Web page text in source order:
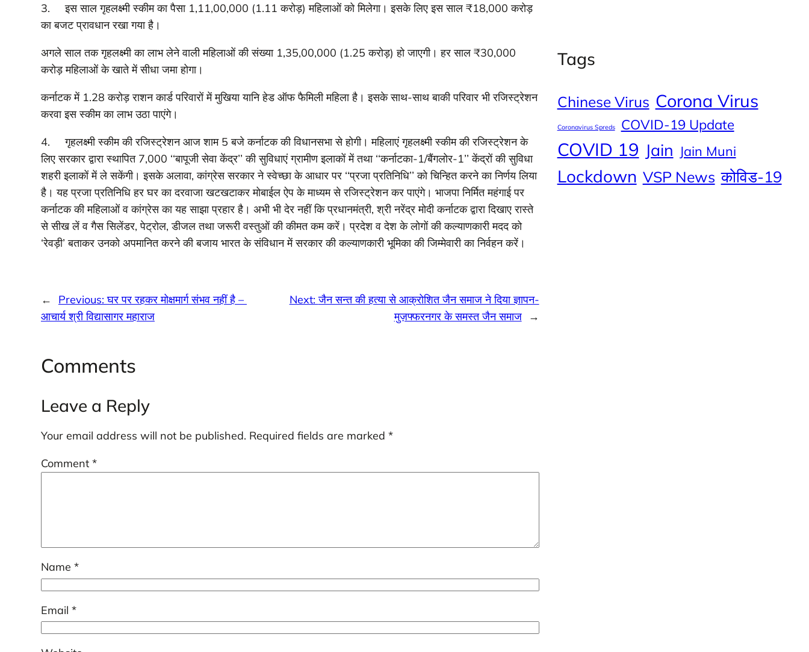
3. इस साल गृहलक्ष्मी स्कीम का पैसा 1,11,00,000 (1.11 करोड़) महिलाओं को मिलेगा। इसके लिए इस साल ₹18,000 करोड़
का बजट प्रावधान रखा गया है।
अगले साल तक गृहलक्ष्मी का लाभ लेने वाली महिलाओं की संख्या 1,35,00,000 (1.25 करोड़) हो जाएगी। हर साल ₹30,000
करोड़ महिलाओं के खाते में सीधा जमा होगा।
कर्नाटक में 1.28 करोड़ राशन कार्ड परिवारों में मुखिया यानि हेड ऑफ फैमिली महिला है। इसके साथ-साथ बाकी परिवार भी रजिस्ट्रेशन
करवा इस स्कीम का लाभ उठा पाएंगे।
4. गृहलक्ष्मी स्कीम की रजिस्ट्रेशन आज शाम 5 बजे कर्नाटक की विधानसभा से होगी। महिलाएं गृहलक्ष्मी स्कीम की रजिस्ट्रेशन के
लिए सरकार द्वारा स्थापित 7,000 ‘‘बापूजी सेवा केंद्र’’ की सुविधाएं ग्रामीण इलाकों में तथा ‘‘कर्नाटका-1/बैंगलोर-1’’ केंद्रों की सुविधा
शहरी इलाकों में ले सकेंगी। इसके अलावा, कांग्रेस सरकार ने स्वेच्छा के आधार पर ‘‘प्रजा प्रतिनिधि’’ को चिन्हित करने का निर्णय लिया
है। यह प्रजा प्रतिनिधि हर घर का दरवाजा खटखटाकर मोबाईल ऐप के माध्यम से रजिस्ट्रेशन कर पाएंगे। भाजपा निर्मित महंगाई पर
कर्नाटक की महिलाओं व कांग्रेस का यह साझा प्रहार है। अभी भी देर नहीं कि प्रधानमंत्री, श्री नरेंद्र मोदी कर्नाटक द्वारा दिखाए रास्ते
से सीख लें व गैस सिलेंडर, पेट्रोल, डीजल तथा जरूरी वस्तुओं की कीमत कम करें। प्रदेश व देश के लोगों की कल्याणकारी मदद को
‘रेवड़ी’ बताकर उनको अपमानित करने की बजाय भारत के संविधान में सरकार की कल्याणकारी भूमिका की जिम्मेवारी का निर्वहन करें।
← Previous:घर पर रहकर मोक्षमार्ग संभव नहीं है –
आचार्य श्री विद्यासागर महाराज
Next:जैन सन्त की हत्या से आक्रोशित जैन समाज ने दिया ज्ञापन-
मुज़फ्फरनगर के समस्त जैन समाज
→
Comments
Leave a Reply
Your email address will not be published. Required fields are marked *
Comment *
Name *
Email *
Tags
Chinese Virus Corona Virus
Coronavirus Spreds COVID-19 Update
COVID 19 Jain Jain Muni
Lockdown VSP News कोविड-19